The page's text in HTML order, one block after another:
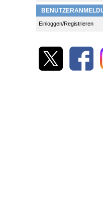
Einloggen/Registrieren